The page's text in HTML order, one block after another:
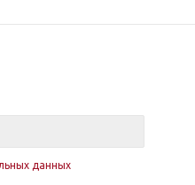
данных